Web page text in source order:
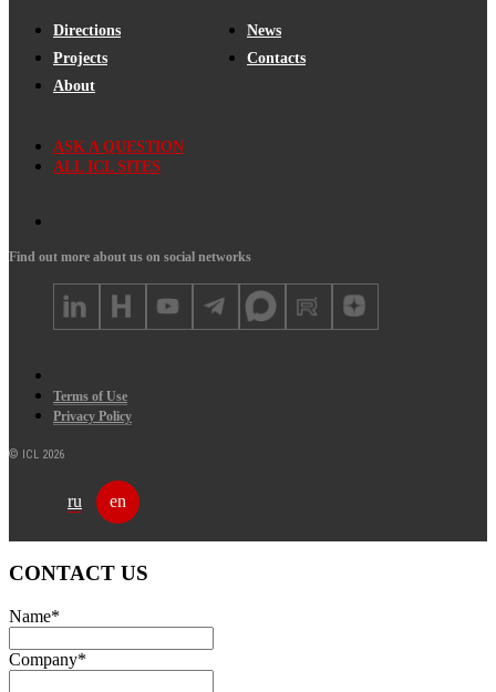
Directions
Projects
About
News
Contacts
ASK A QUESTION
ALL ICL SITES
Find out more about us on social networks
Terms of Use
Privacy Policy
© ICL 2026
ru en
CONTACT US
Name*
Company*